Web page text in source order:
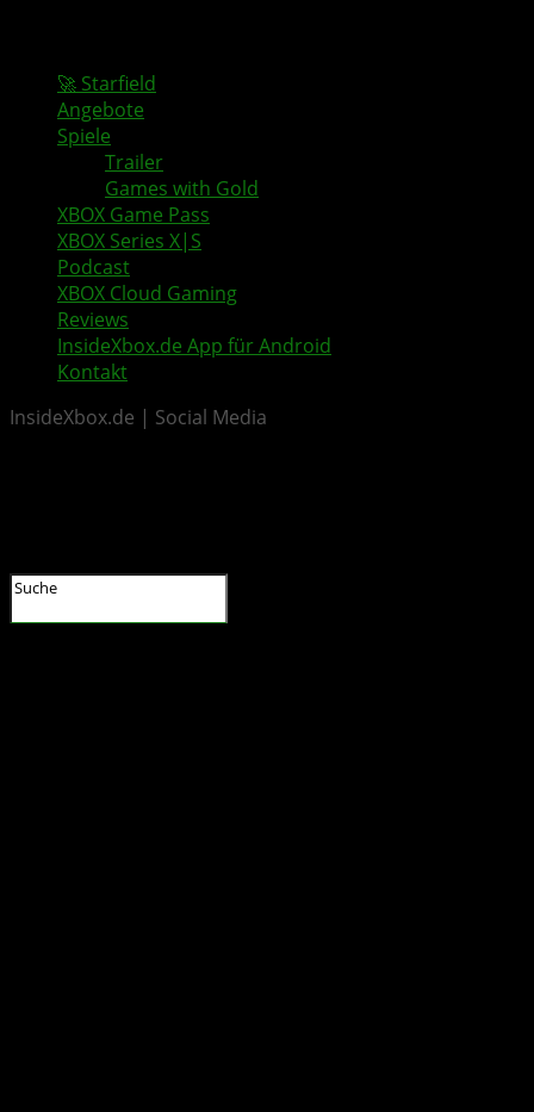
🚀 Starfield
Angebote
Spiele
Trailer
Games with Gold
XBOX Game Pass
XBOX Series X|S
Podcast
XBOX Cloud Gaming
Reviews
InsideXbox.de App für Android
Kontakt
InsideXbox.de | Social Media